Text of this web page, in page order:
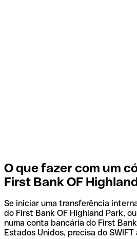
O que fazer com um
First Bank OF
Se iniciar uma transferência
do First Bank OF Highland Park,
numa conta bancária do First
Estados Unidos, precisa do